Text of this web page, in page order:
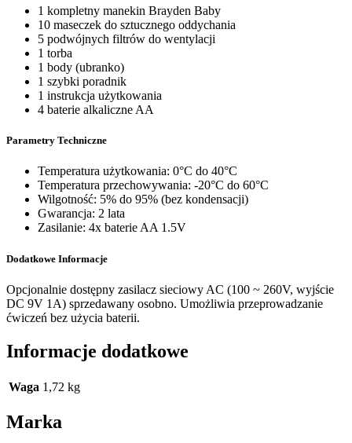
1 kompletny manekin Brayden Baby
10 maseczek do sztucznego oddychania
5 podwójnych filtrów do wentylacji
1 torba
1 body (ubranko)
1 szybki poradnik
1 instrukcja użytkowania
4 baterie alkaliczne AA
Parametry Techniczne
Temperatura użytkowania: 0°C do 40°C
Temperatura przechowywania: -20°C do 60°C
Wilgotność: 5% do 95% (bez kondensacji)
Gwarancja: 2 lata
Zasilanie: 4x baterie AA 1.5V
Dodatkowe Informacje
Opcjonalnie dostępny zasilacz sieciowy AC (100 ~ 260V, wyjście
DC 9V 1A) sprzedawany osobno. Umożliwia przeprowadzanie
ćwiczeń bez użycia baterii.
Informacje dodatkowe
Waga 1,72 kg
Marka